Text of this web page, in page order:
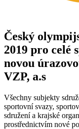
Český
2019 pro celé
novou
VZP, a.s
Všechny subjekty
sportovní svazy,
sdružení a krajské
prostřednictvím nové